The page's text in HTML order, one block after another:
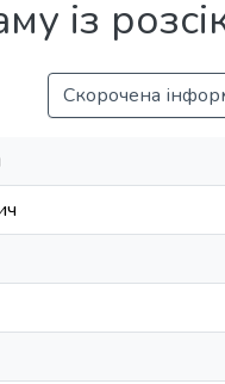
із
Скорочена